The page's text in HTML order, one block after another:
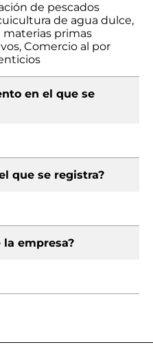
de pescados
de agua dulce,
materias primas
Comercio al por
en el que se
que se registra?
la empresa?